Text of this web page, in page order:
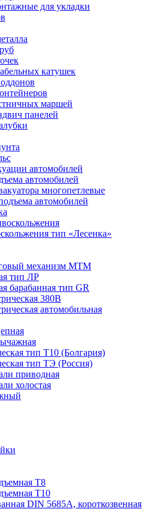
для укладки
катушек
маршей
панелей
автомобилей
автомобилей
многопетлевые
автомобилей
тип «Лесенка»
механизм МТМ
тип ЛР
барабанная тип GR
380В
автомобильная
тип Т10 (Болгария)
тип ТЭ (Россия)
приводная
холостая
Т8
Т10
DIN 5685A, короткозвенная